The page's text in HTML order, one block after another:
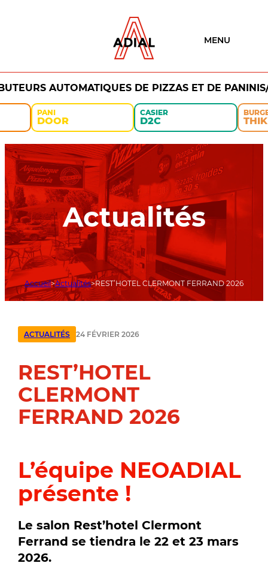
MENU
AUTOMATIQUES DE PIZZAS ET DE
PANI
DOOR
CASIER
D2C THIK
Actualités
Accueil Actualités REST’HOTEL CLERMONT FERRAND 2026
ACTUALITÉS 24 FÉVRIER 2026
REST’HOTEL
CLERMONT
FERRAND 2026
L’équipe NEOADIAL
présente !
Le salon Rest’hotel Clermont
Ferrand se tiendra le 22 et 23 mars
2026.